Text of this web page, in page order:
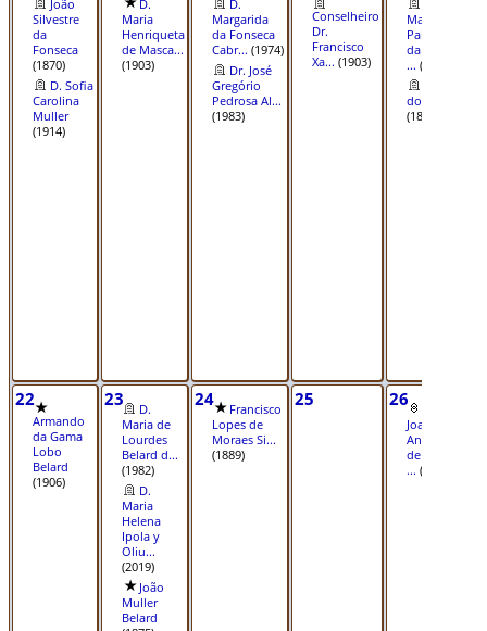
João
Silvestre
da
Fonseca
(1870)
D. Sofia
Carolina
Muller
(1914)
D.
Maria
Henriqueta
de Masca...
(1903)
D.
Margarida
da Fonseca
Cabr... (1974)
Dr. José
Gregório
Pedrosa Al...
(1983)
Conselheiro
Dr.
Francisco
Xa... (1903)
Mariana
Palmira
da Costa
... (1955)
do Pino
(1899)
22
Armando
da Gama
Lobo
Belard
(1906)
23
D.
Maria de
Lourdes
Belard d...
(1982)
D.
Maria
Helena
Ipola y
Oliu...
(2019)
João
Muller
Belard
24
Francisco
Lopes de
Moraes Si...
(1889)
25 26
Joaquin
Antonio
de Cieza
... (1756)